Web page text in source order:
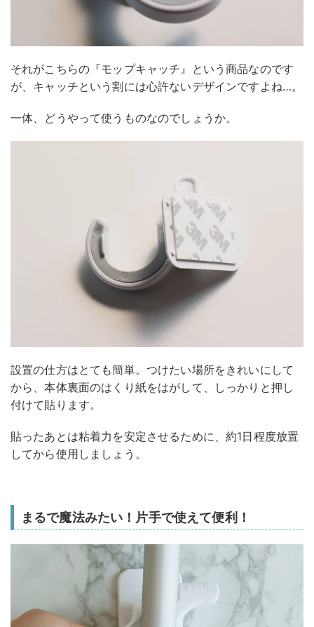
それがこちらの『モップキャッチ』という商品なのです
が、キャッチという割には心許ないデザインですよね…。
一体、どうやって使うものなのでしょうか。
設置の仕方はとても簡単。つけたい場所をきれいにして
から、本体裏面のはくり紙をはがして、しっかりと押し
付けて貼ります。
貼ったあとは粘着力を安定させるために、約1日程度放置
してから使用しましょう。
まるで魔法みたい！片手で使えて便利！